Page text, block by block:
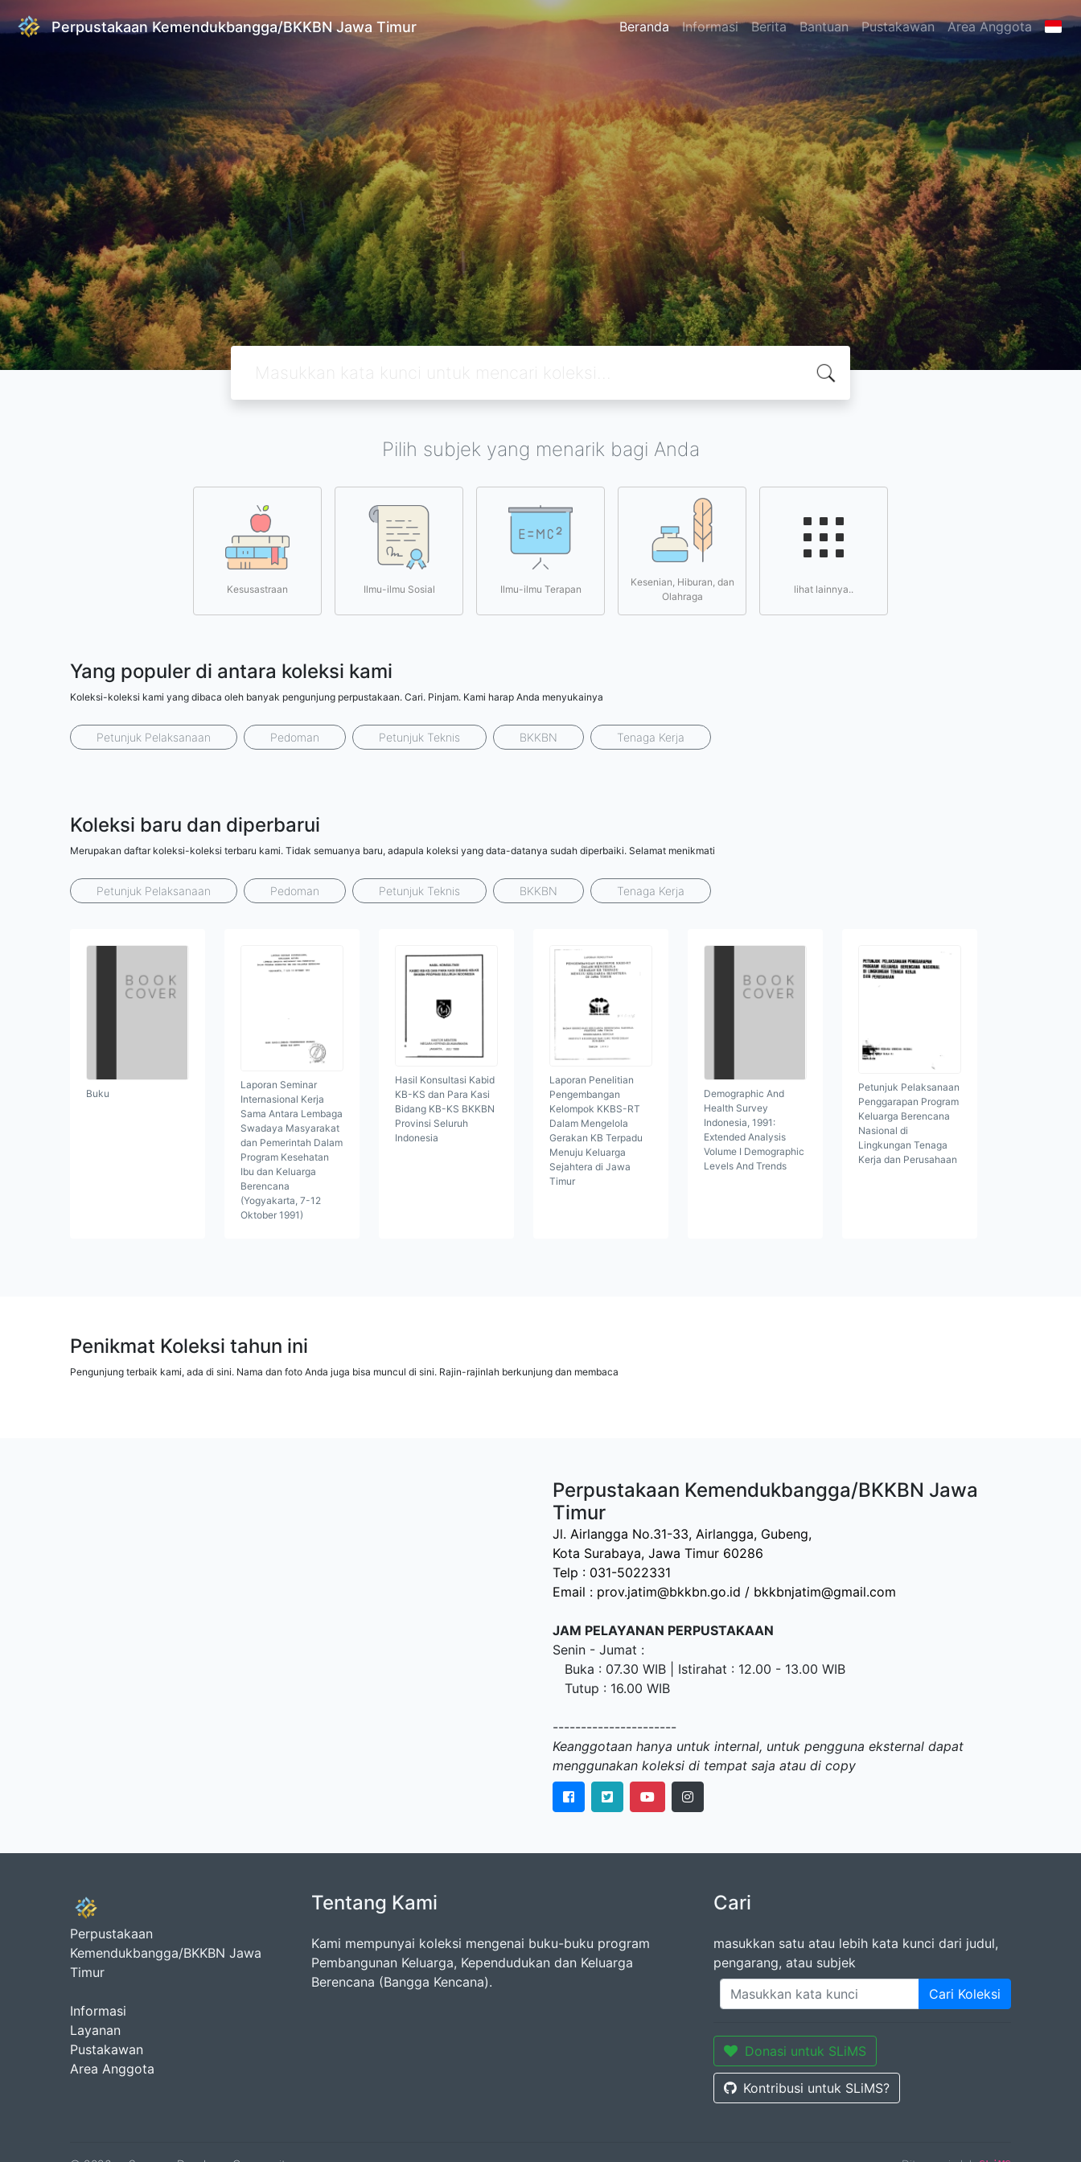
Perpustakaan Kemendukbangga/BKKBN Jawa Timur Beranda Informasi Berita Bantuan Pustakawan Area Anggota
Pilih subjek yang menarik bagi Anda
Kesusastraan Ilmu-ilmu Sosial Ilmu-ilmu Terapan
Kesenian, Hiburan, dan
Olahraga
lihat lainnya..
Yang populer di antara koleksi kami
Koleksi-koleksi kami yang dibaca oleh banyak pengunjung perpustakaan. Cari. Pinjam. Kami harap Anda menyukainya
Petunjuk Pelaksanaan Pedoman Petunjuk Teknis BKKBN Tenaga Kerja
Koleksi baru dan diperbarui
Merupakan daftar koleksi-koleksi terbaru kami. Tidak semuanya baru, adapula koleksi yang data-datanya sudah diperbaiki. Selamat menikmati
Petunjuk Pelaksanaan Pedoman Petunjuk Teknis BKKBN Tenaga Kerja
Buku
Laporan Seminar
Internasional Kerja
Sama Antara Lembaga
Swadaya Masyarakat
dan Pemerintah Dalam
Program Kesehatan
Ibu dan Keluarga
Berencana
(Yogyakarta, 7-12
Oktober 1991)
Hasil Konsultasi Kabid
KB-KS dan Para Kasi
Bidang KB-KS BKKBN
Provinsi Seluruh
Indonesia
Laporan Penelitian
Pengembangan
Kelompok KKBS-RT
Dalam Mengelola
Gerakan KB Terpadu
Menuju Keluarga
Sejahtera di Jawa
Timur
Demographic And
Health Survey
Indonesia, 1991:
Extended Analysis
Volume I Demographic
Levels And Trends
Petunjuk Pelaksanaan
Penggarapan Program
Keluarga Berencana
Nasional di
Lingkungan Tenaga
Kerja dan Perusahaan
Penikmat Koleksi tahun ini
Pengunjung terbaik kami, ada di sini. Nama dan foto Anda juga bisa muncul di sini. Rajin-rajinlah berkunjung dan membaca
Perpustakaan Kemendukbangga/BKKBN Jawa
Timur
Jl. Airlangga No.31-33, Airlangga, Gubeng,
Kota Surabaya, Jawa Timur 60286
Telp : 031-5022331
Email : prov.jatim@bkkbn.go.id / bkkbnjatim@gmail.com
JAM PELAYANAN PERPUSTAKAAN
Senin - Jumat :
Buka : 07.30 WIB | Istirahat : 12.00 - 13.00 WIB
Tutup : 16.00 WIB
----------------------
Keanggotaan hanya untuk internal, untuk pengguna eksternal dapat
menggunakan koleksi di tempat saja atau di copy
Perpustakaan
Kemendukbangga/BKKBN Jawa
Timur
Informasi
Layanan
Pustakawan
Area Anggota
Tentang Kami
Kami mempunyai koleksi mengenai buku-buku program
Pembangunan Keluarga, Kependudukan dan Keluarga
Berencana (Bangga Kencana).
Cari
masukkan satu atau lebih kata kunci dari judul,
pengarang, atau subjek
Cari Koleksi
Donasi untuk SLiMS
Kontribusi untuk SLiMS?